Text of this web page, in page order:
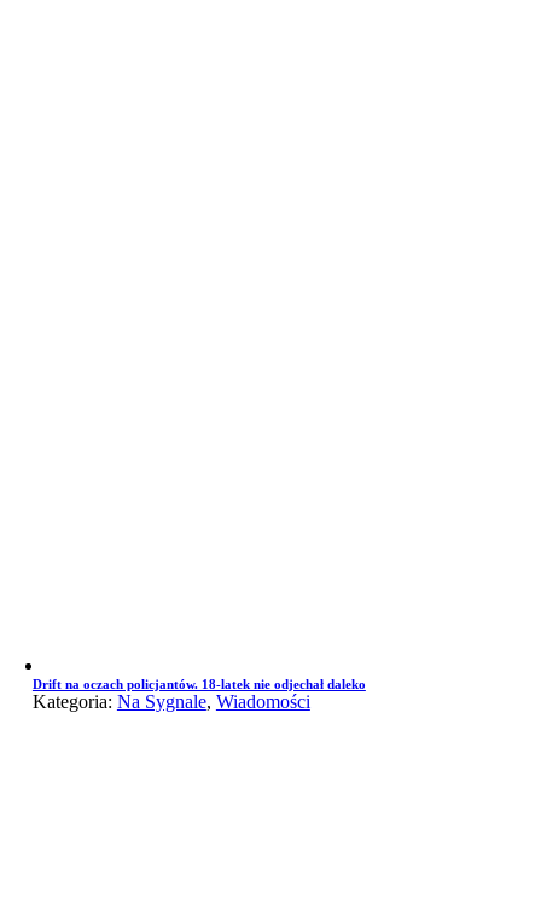
Drift na oczach policjantów. 18-latek nie odjechał daleko
Kategoria: Na Sygnale, Wiadomości